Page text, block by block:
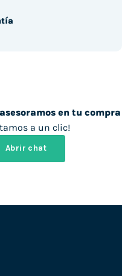
en tu compra
a un clic!
Abrir chat